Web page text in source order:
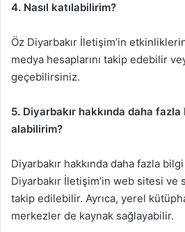
4. Nasıl katılabilirim?
Öz Diyarbakır İletişim’in
medya hesaplarını takip edebilir
geçebilirsiniz.
5. Diyarbakır hakkında daha
alabilirim?
Diyarbakır hakkında daha fazla
Diyarbakır İletişim’in web sitesi ve
takip edilebilir. Ayrıca, yerel
merkezler de kaynak sağlayabilir.